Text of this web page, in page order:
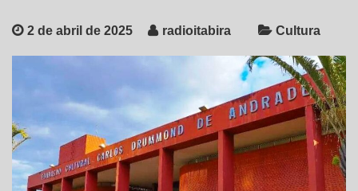
2 de abril de 2025 radioitabira Cultura